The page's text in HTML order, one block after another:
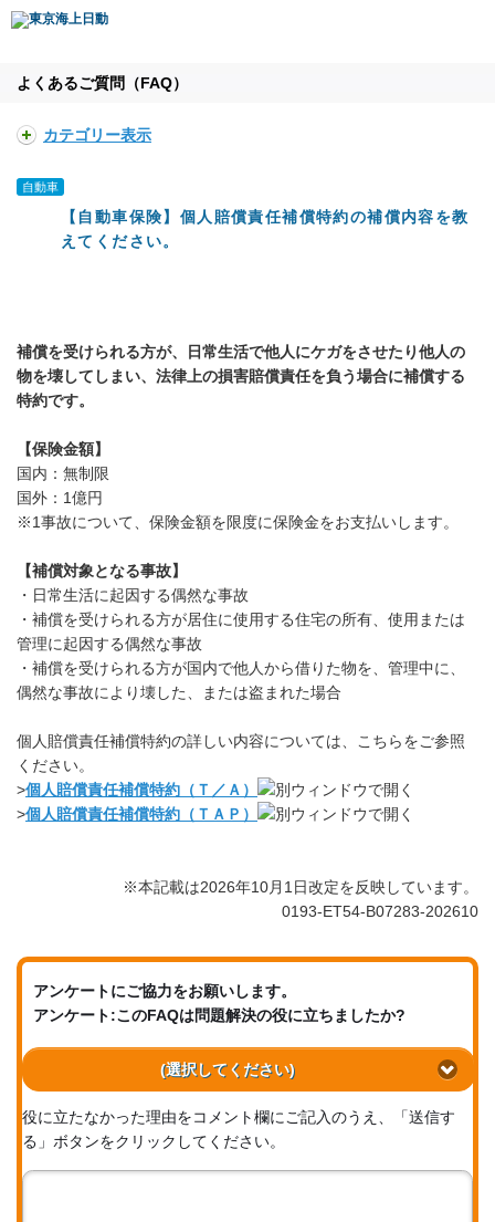
よくあるご質問（FAQ）
カテゴリー表示
自動車
【自動車保険】個人賠償責任補償特約の補償内容を教
えてください。
補償を受けられる方が、日常生活で他人にケガをさせたり他人の
物を壊してしまい、法律上の損害賠償責任を負う場合に補償する
特約です。
【保険金額】
国内：無制限
国外：1億円
※1事故について、保険金額を限度に保険金をお支払いします。
【補償対象となる事故】
・日常生活に起因する偶然な事故
・補償を受けられる方が居住に使用する住宅の所有、使用または
管理に起因する偶然な事故
・補償を受けられる方が国内で他人から借りた物を、管理中に、
偶然な事故により壊した、または盗まれた場合
個人賠償責任補償特約の詳しい内容については、こちらをご参照
ください。
>個人賠償責任補償特約（Ｔ／Ａ）
>個人賠償責任補償特約（ＴＡＰ）
※本記載は2026年10月1日改定を反映しています。
0193-ET54-B07283-202610
アンケートにご協力をお願いします。
アンケート:このFAQは問題解決の役に立ちましたか?
(選択してください)
役に立たなかった理由をコメント欄にご記入のうえ、「送信す
る」ボタンをクリックしてください。